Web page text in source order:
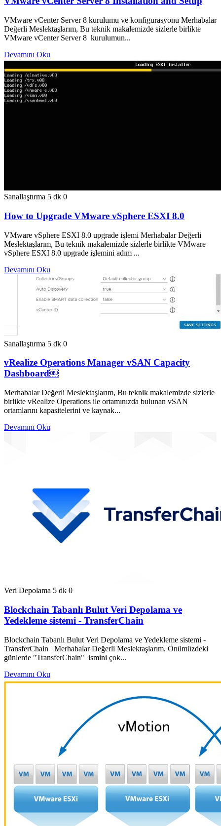
VMware vCenter Server 8 kurulumu ve konfigurasyonu Merhabalar
Değerli Meslektaşlarım, Bu teknik makalemizde sizlerle birlikte
VMware vCenter Server 8 kurulumun...
Devamını Oku
Sanallaştırma 5 dk 0
How to Upgrade VMware vSphere ESXI 8.0
VMware vSphere ESXI 8.0 upgrade işlemi Merhabalar Değerli
Meslektaşlarım, Bu teknik makalemizde sizlerle birlikte VMware
vSphere ESXI 8.0 upgrade işlemini adım ...
Devamını Oku
Sanallaştırma 5 dk 0
vRealize Operations Manager vSAN Capacity
Dashboard￼
Merhabalar Değerli Meslektaşlarım, Bu teknik makalemizde sizlerle
birlikte vRealize Operations ile ortamınızda bulunan vSAN
ortamlarını kapasitelerini ve kaynak...
Devamını Oku
Veri Depolama 5 dk 0
Blockchain Tabanlı Bulut Veri Depolama ve
Yedekleme sistemi - TransferChain
Blockchain Tabanlı Bulut Veri Depolama ve Yedekleme sistemi -
TransferChain Merhabalar Değerli Meslektaşlarım, Önümüzdeki
günlerde "TransferChain" ismini çok...
Devamını Oku